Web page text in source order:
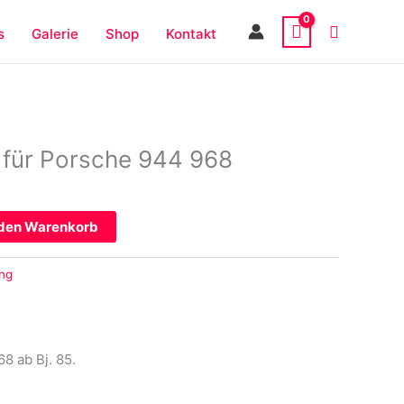
Galerie Shop Kontakt
Porsche 944 968
Warenkorb
ab Bj. 85.